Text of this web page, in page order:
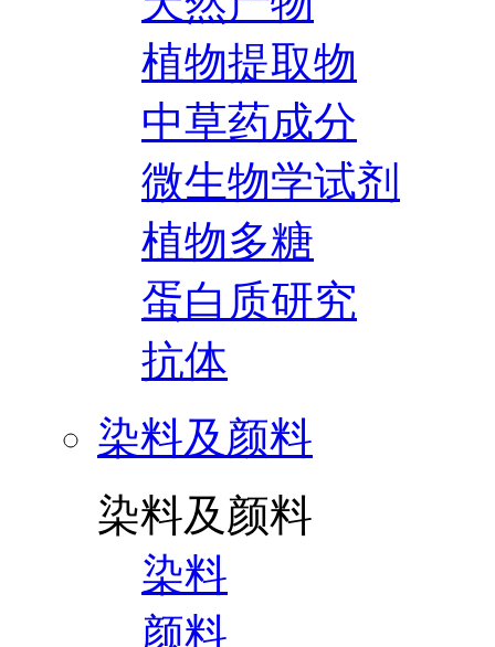
植物提取物
中草药成分
微生物学试剂
植物多糖
蛋白质研究
抗体
染料及颜料
染料及颜料
染料
颜料